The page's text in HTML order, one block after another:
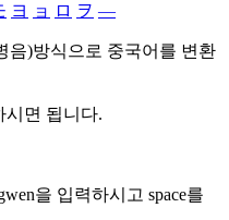
ヨ ョ ロ ヲ ―
음)방식으로 중국어를 변환
시면 됩니다.
을 입력하시고 space를